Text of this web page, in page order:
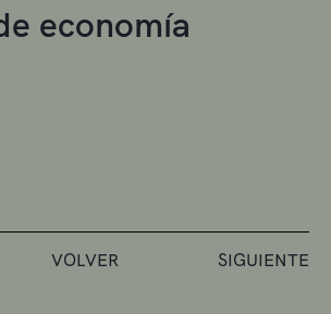
economía
VOLVER SIGUIENTE